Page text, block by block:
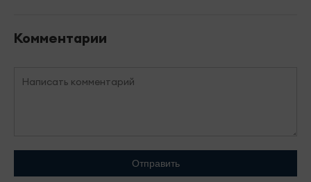
Комментарии
Отправить